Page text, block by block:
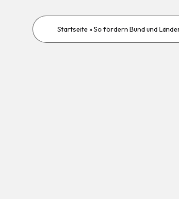
Startseite »So fördern Bund und